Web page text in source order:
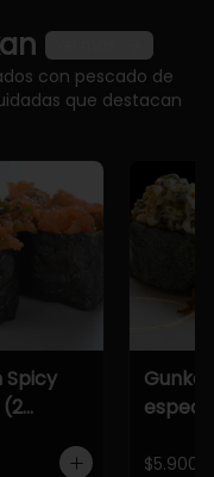
con pescado de
que destacan
Spicy
$5.900